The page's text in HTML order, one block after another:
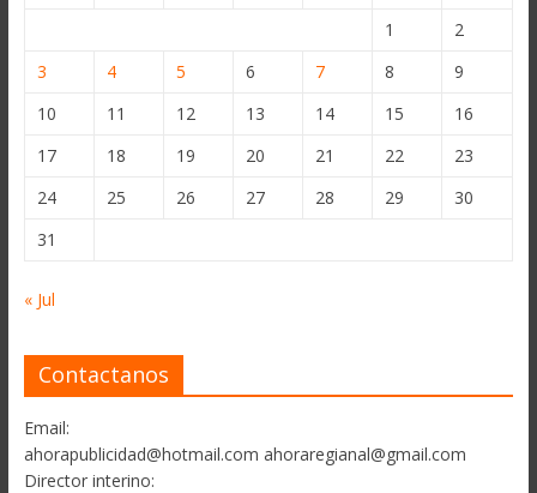
1
2
3
4 5 6 7 8
9
10
11 12 13 14 15
16
17
18 19 20 21 22
23
24
25 26 27 28 29
30
31
« Jul
Contactanos
Email:
ahorapublicidad@hotmail.com ahoraregianal@gmail.com
Director interino: